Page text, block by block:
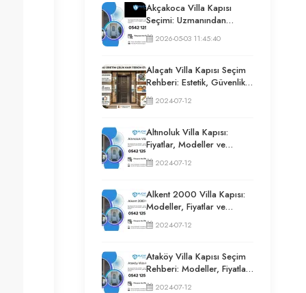
Akçakoca Villa Kapısı
Seçimi: Uzmanından
Güvenlik ve İzolasyon
Rehberi
2026-05-03 11:45:40
Alaçatı Villa Kapısı Seçim
Rehberi: Estetik, Güvenlik
ve Püf Noktaları
2024-07-12
Altınoluk Villa Kapısı:
Fiyatlar, Modeller ve
Uzman Seçim Rehberi
2024-07-12
Alkent 2000 Villa Kapısı:
Modeller, Fiyatlar ve
Uzman Seçim Rehberi
2024-07-12
Ataköy Villa Kapısı Seçim
Rehberi: Modeller, Fiyatlar
ve Uzman Tavsiyeleri
2024-07-12